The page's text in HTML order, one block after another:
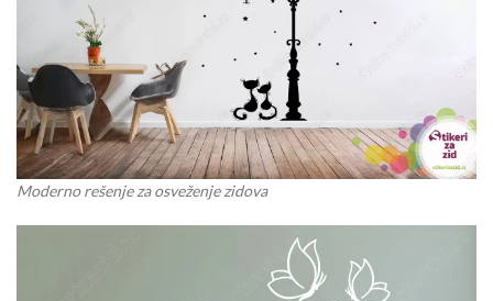
Moderno rešenje za osveženje zidova